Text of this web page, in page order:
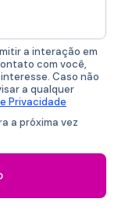
a interação em
com você,
Caso não
a qualquer
Privacidade
a próxima vez